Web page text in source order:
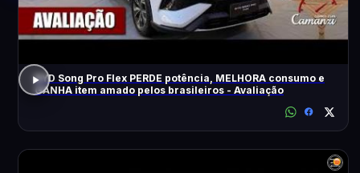
BYD Song Pro Flex PERDE potência, MELHORA consumo e
GANHA item amado pelos brasileiros - Avaliação